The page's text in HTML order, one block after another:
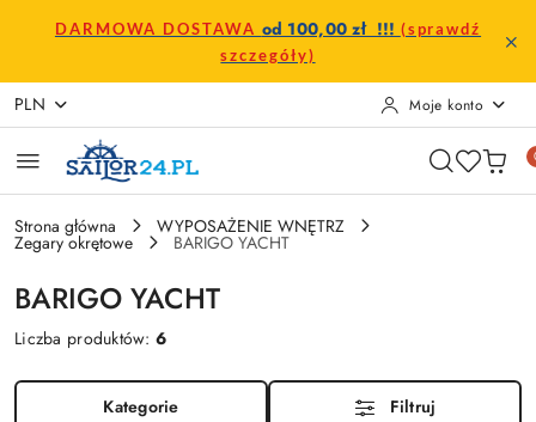
Przejdź do treści głównej
Przejdź do wyszukiwarki
Przejdź do moje konto
Przejdź do menu głównego
Przejdź do stopki
DARMOWA DOSTAWA od 100,00 zł !!! (sprawdź
szczegóły)
PLN Moje konto
Strona główna WYPOSAŻENIE WNĘTRZ
Zegary okrętowe BARIGO YACHT
BARIGO YACHT
Liczba produktów:6
Kategorie Filtruj